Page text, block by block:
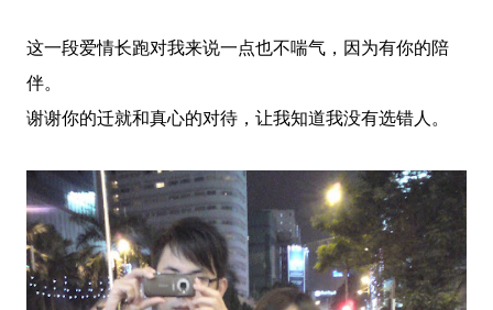
这一段爱情长跑对我来说一点也不喘气，因为有你的陪
伴。
谢谢你的迁就和真心的对待，让我知道我没有选错人。